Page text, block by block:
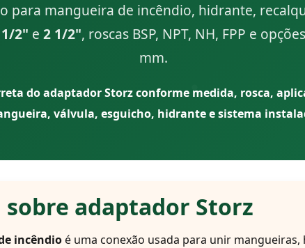
para mangueira de incêndio, hidrante,
2" e 2 1/2", roscas BSP, NPT, NH, FPP e
mm.
do adaptador Storz conforme medida, rosca,
válvula, esguicho, hidrante e sistema
sobre adaptador Storz
incêndioé uma conexão usada para unir